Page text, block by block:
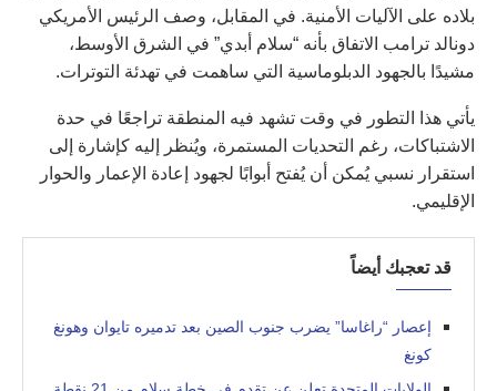
بلاده على الآليات الأمنية. في المقابل، وصف الرئيس الأمريكي
دونالد ترامب الاتفاق بأنه “سلام أبدي” في الشرق الأوسط،
مشيدًا بالجهود الدبلوماسية التي ساهمت في تهدئة التوترات.
يأتي هذا التطور في وقت تشهد فيه المنطقة تراجعًا في حدة
الاشتباكات، رغم التحديات المستمرة، ويُنظر إليه كإشارة إلى
استقرار نسبي يُمكن أن يُفتح أبوابًا لجهود إعادة الإعمار والحوار
الإقليمي.
قد تعجبك أيضاً
إعصار “راغاسا” يضرب جنوب الصين بعد تدميره تايوان وهونغ
كونغ